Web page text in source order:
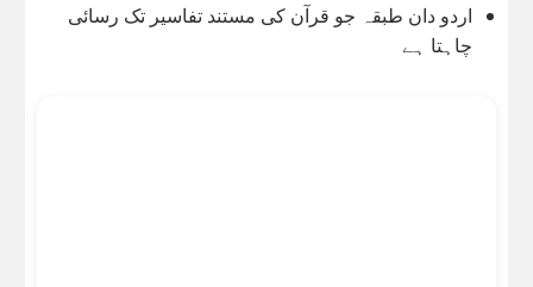
اردو دان طبقہ جو قرآن کی مستند تفاسیر تک رسائی
چاہتا ہے